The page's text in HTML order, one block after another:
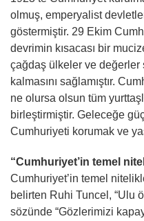
olmuş, emperyalist
göstermiştir. 29 Ekim
devrimin kısacası bir
çağdaş ülkeler ve
kalmasını sağlamıştır.
ne olursa olsun tüm
birleştirmiştir. Geleceğe
Cumhuriyeti korumak ve
“Cumhuriyet’in temel
Cumhuriyet’in temel
belirten Ruhi Tuncel, “Ulu
sözünde “Gözlerimizi